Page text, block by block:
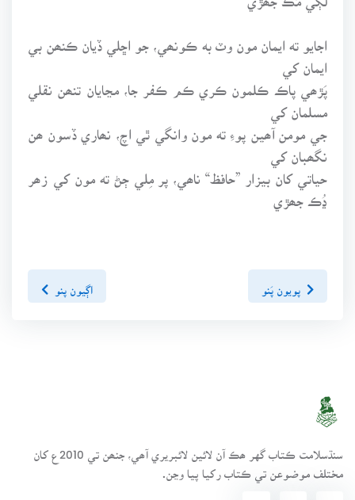
اجايو ته ايمان مون وٽ به ڪونھي، جو اڇلي ڏيان ڪنھن بي
ايمان کي
پَڙھي پاڪ ڪلمون ڪري ڪم ڪفر جا، مڃايان تنھن نقلي
مسلمان کي
جي مومن آھين پوءِ ته مون وانگي ٿي اچ، نھاري ڏسون ھن
نگھبان کي
حياتي کان بيزار ”حافظ“ ناھي، پر مِلي ڄڻ ته مون کي زھر
ڍُڪ جھڙي
پويون پَنو اڳيون پنو
سنڌسلامت ڪتاب گهر ھڪ آن لائين لائبريري آھي، جنھن تي 2010ع کان
مختلف موضوعن تي ڪتاب رکيا پيا وڃن.